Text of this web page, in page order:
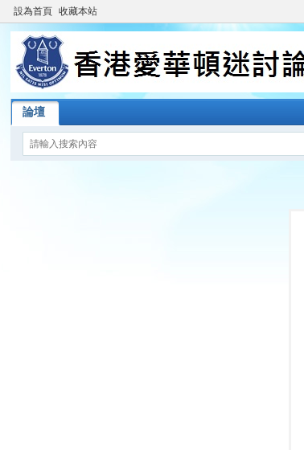
設為首頁 收藏本站
論壇